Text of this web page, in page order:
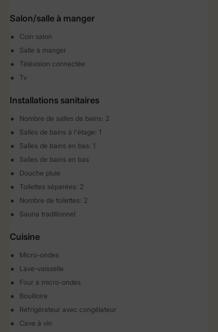
Salon/salle à manger
Coin salon
Salle à manger
Télévision connectée
Tv
Installations sanitaires
Nombre de salles de bains: 2
Salles de bains à l'étage: 1
Salles de bains en bas: 1
Salles de bains en bas
Douche pluie
Toilettes séparées: 2
Nombre de toilettes: 2
Sauna traditionnel
Cuisine
Micro-ondes
Lave-vaisselle
Four à micro-ondes
Bouilloire
Réfrigérateur avec congélateur
Cave à vin